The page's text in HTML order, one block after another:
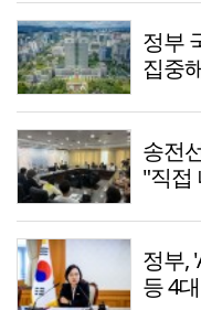
정부
집중
송전
"직접
정부,
등 4